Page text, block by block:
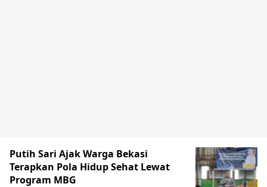
Putih Sari Ajak Warga Bekasi
Terapkan Pola Hidup Sehat Lewat
Program MBG